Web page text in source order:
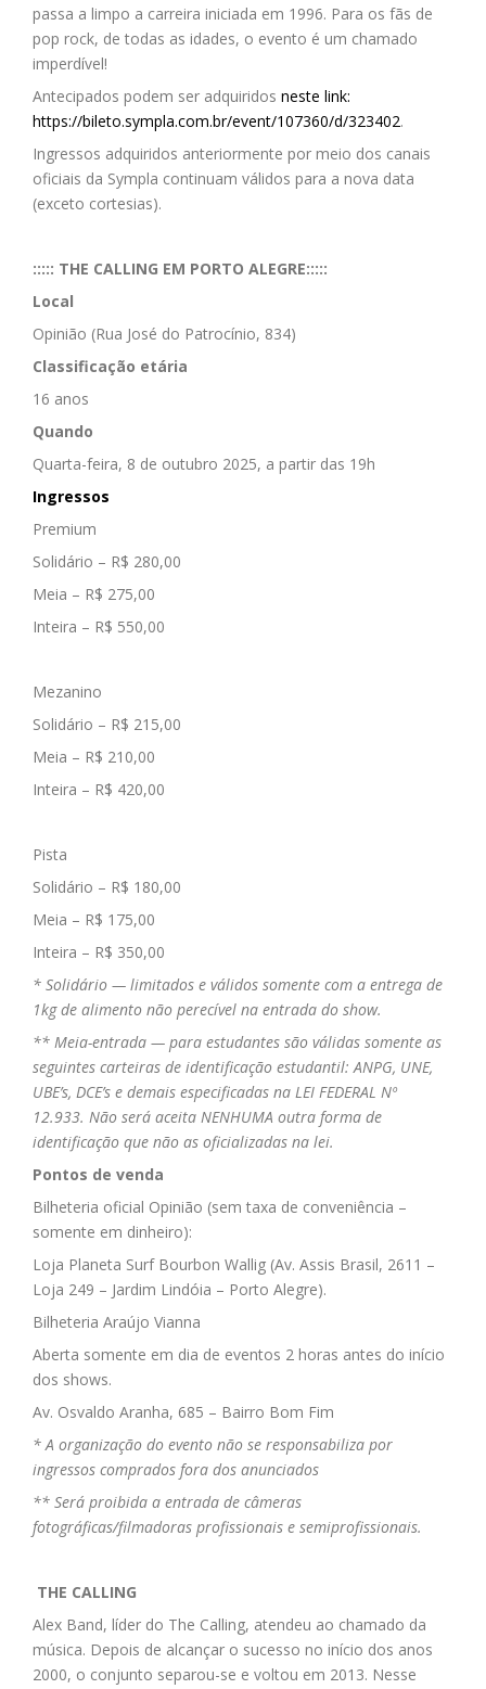
passa a limpo a carreira iniciada em 1996. Para os fãs de
pop rock, de todas as idades, o evento é um chamado
imperdível!
Antecipados podem ser adquiridos neste link:
https://bileto.sympla.com.br/event/107360/d/323402.
Ingressos adquiridos anteriormente por meio dos canais
oficiais da Sympla continuam válidos para a nova data
(exceto cortesias).
::::: THE CALLING EM PORTO ALEGRE:::::
Local
Opinião (Rua José do Patrocínio, 834)
Classificação etária
16 anos
Quando
Quarta-feira, 8 de outubro 2025, a partir das 19h
Ingressos
Premium
Solidário – R$ 280,00
Meia – R$ 275,00
Inteira – R$ 550,00
Mezanino
Solidário – R$ 215,00
Meia – R$ 210,00
Inteira – R$ 420,00
Pista
Solidário – R$ 180,00
Meia – R$ 175,00
Inteira – R$ 350,00
* Solidário — limitados e válidos somente com a entrega de
1kg de alimento não perecível na entrada do show.
** Meia-entrada — para estudantes são válidas somente as
seguintes carteiras de identificação estudantil: ANPG, UNE,
UBE’s, DCE’s e demais especificadas na LEI FEDERAL Nº
12.933. Não será aceita NENHUMA outra forma de
identificação que não as oficializadas na lei.
Pontos de venda
Bilheteria oficial Opinião (sem taxa de conveniência –
somente em dinheiro):
Loja Planeta Surf Bourbon Wallig (Av. Assis Brasil, 2611 –
Loja 249 – Jardim Lindóia – Porto Alegre).
Bilheteria Araújo Vianna
Aberta somente em dia de eventos 2 horas antes do início
dos shows.
Av. Osvaldo Aranha, 685 – Bairro Bom Fim
* A organização do evento não se responsabiliza por
ingressos comprados fora dos anunciados
** Será proibida a entrada de câmeras
fotográficas/filmadoras profissionais e semiprofissionais.
THE CALLING
Alex Band, líder do The Calling, atendeu ao chamado da
música. Depois de alcançar o sucesso no início dos anos
2000, o conjunto separou-se e voltou em 2013. Nesse